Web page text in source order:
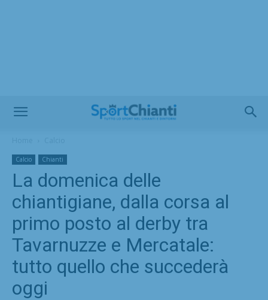
Calcio Chianti
La domenica delle
chiantigiane, dalla corsa al
primo posto al derby tra
Tavarnuzze e Mercatale:
tutto quello che succederà
oggi